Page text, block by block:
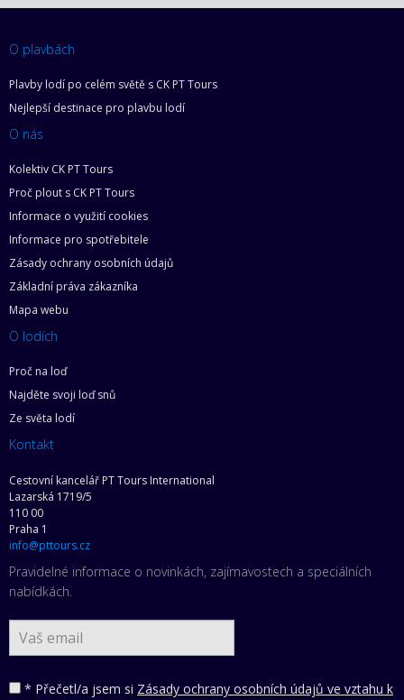
O plavbách
Plavby lodí po celém světě s CK PT Tours
Nejlepší destinace pro plavbu lodí
O nás
Kolektiv CK PT Tours
Proč plout s CK PT Tours
Informace o využití cookies
Informace pro spotřebitele
Zásady ochrany osobních údajů
Základní práva zákazníka
Mapa webu
O lodích
Proč na loď
Najděte svoji loď snů
Ze světa lodí
Kontakt
Cestovní kancelář PT Tours International
Lazarská 1719/5
110 00
Praha 1
info@pttours.cz
Pravidelné informace o novinkách, zajímavostech a speciálních
nabídkách.
* Přečetl/a jsem si Zásady ochrany osobních údajů ve vztahu k